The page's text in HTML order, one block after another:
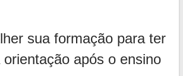
sua formação para ter
após o ensino